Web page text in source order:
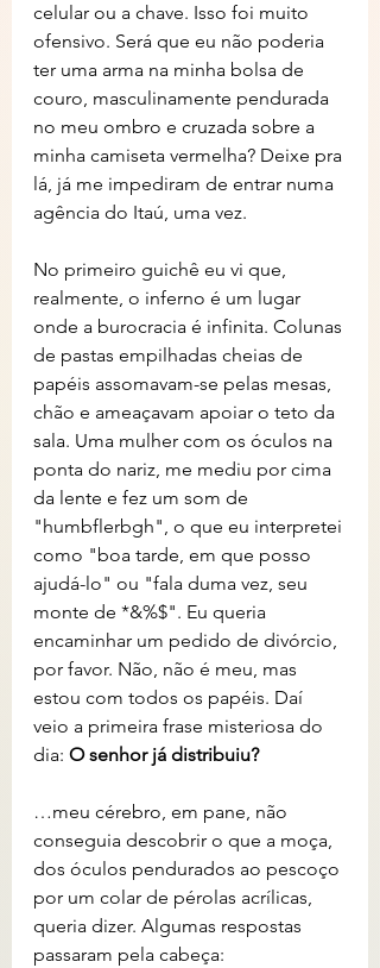
celular ou a chave. Isso foi muito
ofensivo. Será que eu não poderia
ter uma arma na minha bolsa de
couro, masculinamente pendurada
no meu ombro e cruzada sobre a
minha camiseta vermelha? Deixe pra
lá, já me impediram de entrar numa
agência do Itaú, uma vez.
No primeiro guichê eu vi que,
realmente, o inferno é um lugar
onde a burocracia é infinita. Colunas
de pastas empilhadas cheias de
papéis assomavam-se pelas mesas,
chão e ameaçavam apoiar o teto da
sala. Uma mulher com os óculos na
ponta do nariz, me mediu por cima
da lente e fez um som de
"humbflerbgh", o que eu interpretei
como "boa tarde, em que posso
ajudá-lo" ou "fala duma vez, seu
monte de *&%$". Eu queria
encaminhar um pedido de divórcio,
por favor. Não, não é meu, mas
estou com todos os papéis. Daí
veio a primeira frase misteriosa do
dia: O senhor já distribuiu?
…meu cérebro, em pane, não
conseguia descobrir o que a moça,
dos óculos pendurados ao pescoço
por um colar de pérolas acrílicas,
queria dizer. Algumas respostas
passaram pela cabeça: